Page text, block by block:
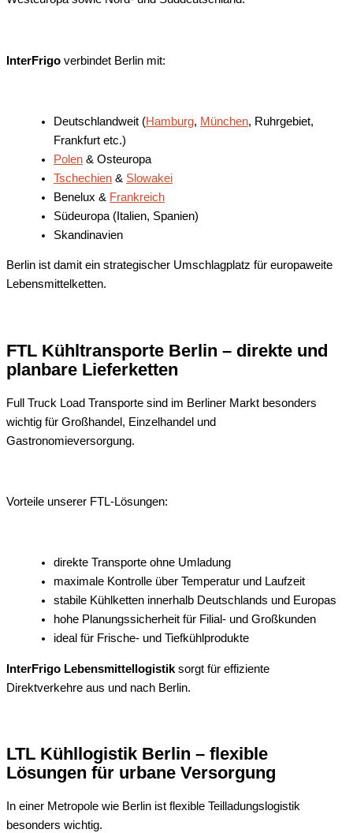
InterFrigo verbindet Berlin mit:
Deutschlandweit (Hamburg, München, Ruhrgebiet,
Frankfurt etc.)
Polen & Osteuropa
Tschechien & Slowakei
Benelux & Frankreich
Südeuropa (Italien, Spanien)
Skandinavien
Berlin ist damit ein strategischer Umschlagplatz für europaweite
Lebensmittelketten.
FTL Kühltransporte Berlin – direkte und
planbare Lieferketten
Full Truck Load Transporte sind im Berliner Markt besonders
wichtig für Großhandel, Einzelhandel und
Gastronomieversorgung.
Vorteile unserer FTL-Lösungen:
direkte Transporte ohne Umladung
maximale Kontrolle über Temperatur und Laufzeit
stabile Kühlketten innerhalb Deutschlands und Europas
hohe Planungssicherheit für Filial- und Großkunden
ideal für Frische- und Tiefkühlprodukte
InterFrigo Lebensmittellogistik sorgt für effiziente
Direktverkehre aus und nach Berlin.
LTL Kühllogistik Berlin – flexible
Lösungen für urbane Versorgung
In einer Metropole wie Berlin ist flexible Teilladungslogistik
besonders wichtig.